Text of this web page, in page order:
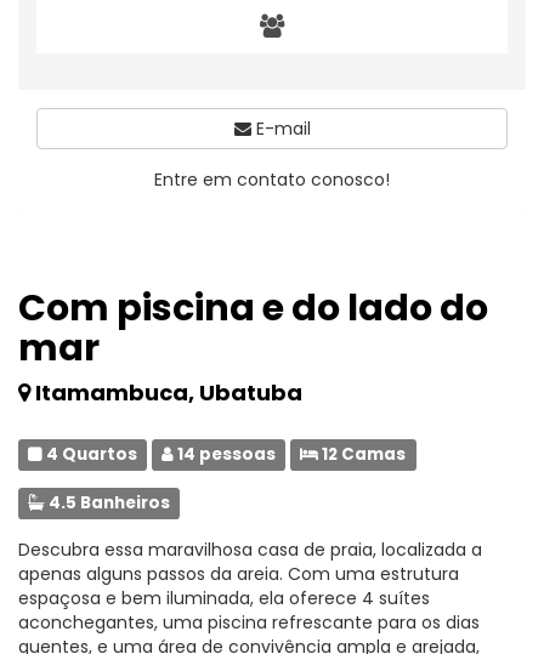
Com piscina e do lado do
mar
Itamambuca, Ubatuba
4 Quartos 14 pessoas 12 Camas
4.5 Banheiros
Descubra essa maravilhosa casa de praia, localizada a
apenas alguns passos da areia. Com uma estrutura
espaçosa e bem iluminada, ela oferece 4 suítes
aconchegantes, uma piscina refrescante para os dias
quentes, e uma área de convivência ampla e arejada,
E-mail
Entre em contato conosco!